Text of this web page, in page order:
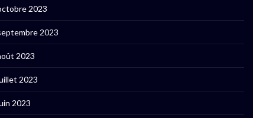
2023
2023
2023
2023
2023